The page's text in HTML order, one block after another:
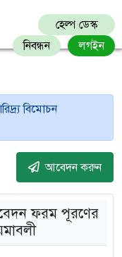
হেল্প ডেস্ক
নিবন্ধন
লগইন
বিমোচন
আবেদন করুন
ফরম পূরণের